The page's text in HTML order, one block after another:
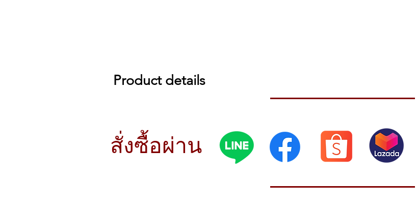
Product details
Extremely fast and very bright, with strong penetrating cut.
METAL B20
SOUND Bright
WEIGHT Extra Thin
สั่งซื้อผ่าน